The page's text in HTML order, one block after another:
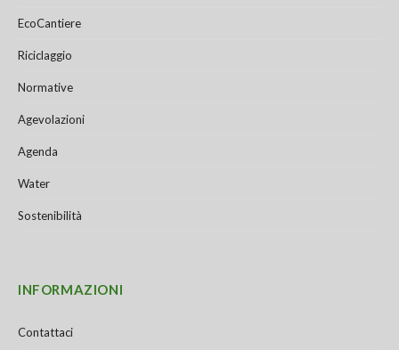
EcoCantiere
Riciclaggio
Normative
Agevolazioni
Agenda
Water
Sostenibilità
INFORMAZIONI
Contattaci